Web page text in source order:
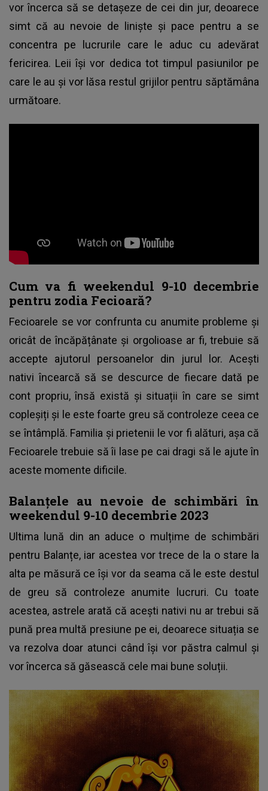
vor încerca să se detașeze de cei din jur, deoarece
simt că au nevoie de liniște și pace pentru a se
concentra pe lucrurile care le aduc cu adevărat
fericirea. Leii își vor dedica tot timpul pasiunilor pe
care le au și vor lăsa restul grijilor pentru săptămâna
următoare.
Cum va fi weekendul 9-10 decembrie
pentru zodia Fecioară?
Fecioarele se vor confrunta cu anumite probleme și
oricât de încăpățânate și orgolioase ar fi, trebuie să
accepte ajutorul persoanelor din jurul lor. Acești
nativi încearcă să se descurce de fiecare dată pe
cont propriu, însă există și situații în care se simt
copleșiți și le este foarte greu să controleze ceea ce
se întâmplă. Familia și prietenii le vor fi alături, așa că
Fecioarele trebuie să îi lase pe cai dragi să le ajute în
aceste momente dificile.
Balanțele au nevoie de schimbări în
weekendul 9-10 decembrie 2023
Ultima lună din an aduce o mulțime de schimbări
pentru Balanțe, iar acestea vor trece de la o stare la
alta pe măsură ce își vor da seama că le este destul
de greu să controleze anumite lucruri. Cu toate
acestea, astrele arată că acești nativi nu ar trebui să
pună prea multă presiune pe ei, deoarece situația se
va rezolva doar atunci când își vor păstra calmul și
vor încerca să găsească cele mai bune soluții.